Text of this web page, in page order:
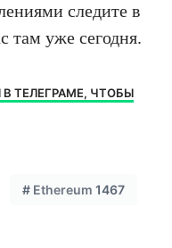
следите в
там уже сегодня.
ТЕЛЕГРАМЕ, ЧТОБЫ
# Ethereum 1467